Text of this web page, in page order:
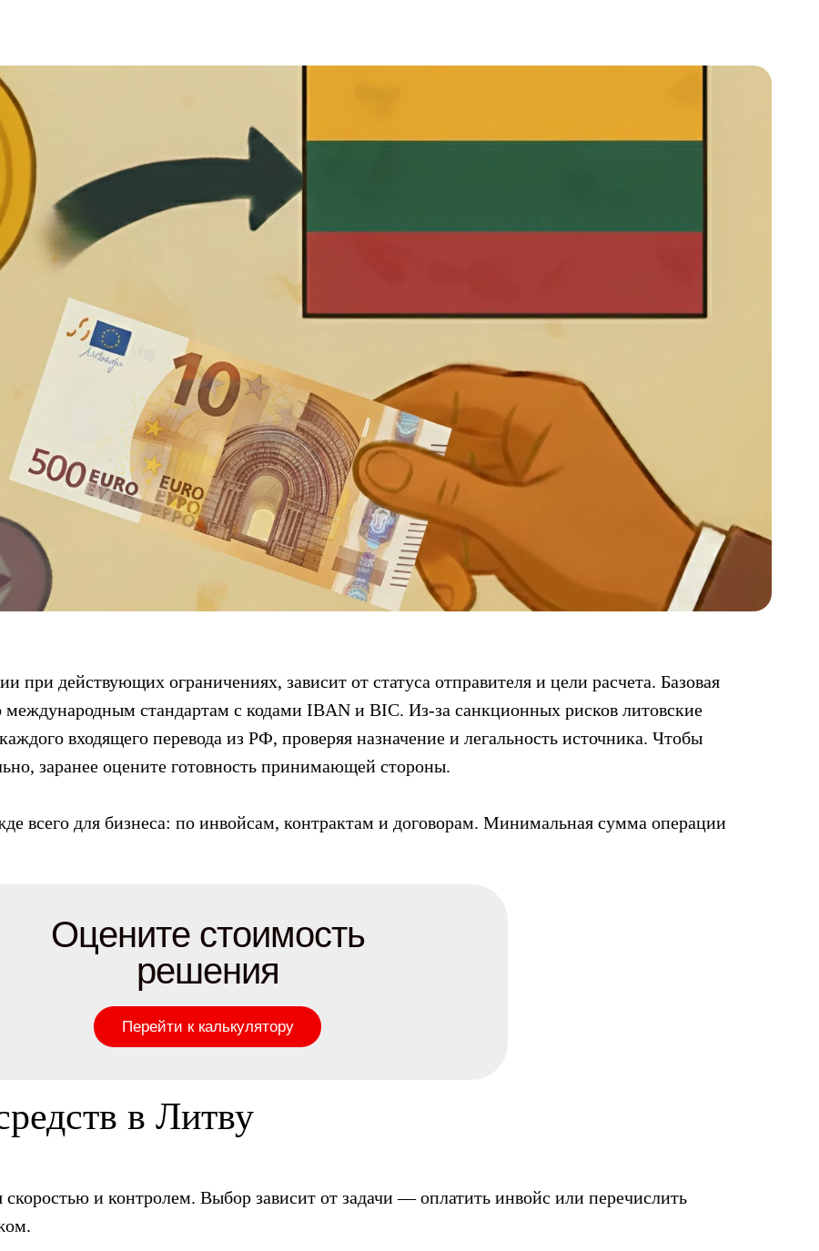
при действующих ограничениях, зависит от статуса отправителя и цели расчета. Базовая
стандартам с кодами IBAN и BIC. Из-за санкционных рисков литовские
входящего перевода из РФ, проверяя назначение и легальность источника. Чтобы
заранее оцените готовность принимающей стороны.
всего для бизнеса: по инвойсам, контрактам и договорам. Минимальная сумма операции
Оцените стоимость
решения
Перейти к калькулятору
в Литву
и контролем. Выбор зависит от задачи — оплатить инвойс или перечислить